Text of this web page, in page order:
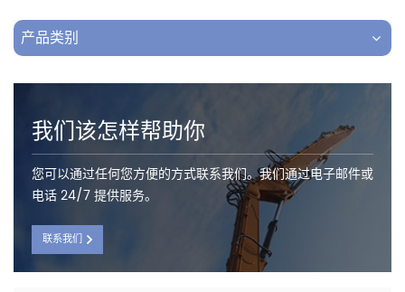
产品类别
我们该怎样帮助你
您可以通过任何您方便的方式联系我们。我们通过电子邮件或
电话 24/7 提供服务。
联系我们